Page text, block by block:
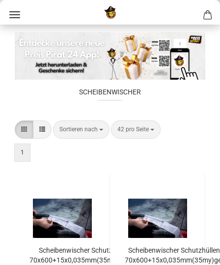
SCHEIBENWISCHER
Sortieren nach 42 pro Seite
1
Schei­ben­wi­scher Schutz­hül­len
70x600+15x0,035mm(35my)gummi
Schei­ben­wi­scher Schutz­hül­len